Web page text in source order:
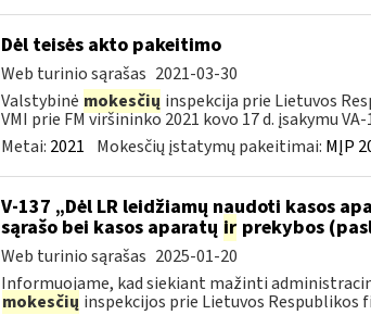
Dėl teisės akto pakeitimo
Web turinio sąrašas 2021-03-30
Valstybinė mokesčių inspekcija prie Lietuvos
VMI prie FM viršininko 2021 kovo 17 d. įsakymu VA-
Metai: 2021 Mokesčių įstatymų pakeitimai: MĮP
V-137 „Dėl LR leidžiamų naudoti kasos
sąrašo bei kasos aparatų irprekybos
Web turinio sąrašas 2025-01-20
Informuojame, kad siekiant mažinti
mokesčių inspekcijos prie Lietuvos Respublikos